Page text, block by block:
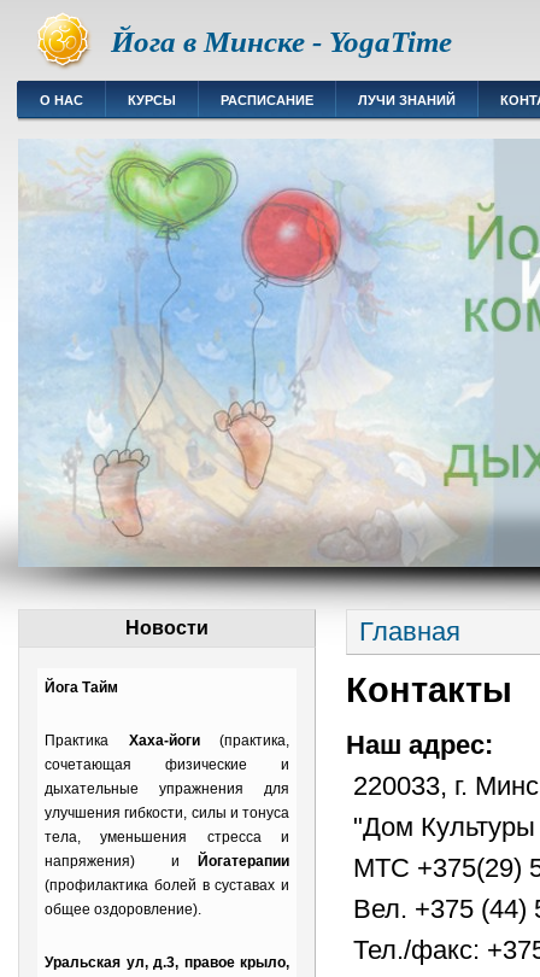
Йога в Минске - YogaTime
О НАС КУРСЫ РАСПИСАНИЕ ЛУЧИ ЗНАНИЙ
Новости
Йога Тайм
Практика Хаха-йоги(практика,
сочетающая физические и
дыхательные упражнения для
улучшения гибкости, силы и тонуса
тела, уменьшения стресса и
напряжения) и
Йогатерапии
(профилактика болей в суставах и
общее оздоровление).
Уральская ул, д.3, правое крыло,
Главная
Контакты
Наш адрес:
220033, г.
"Дом
МТС +375(29)
Вел. +375 (44)
Тел./факс: